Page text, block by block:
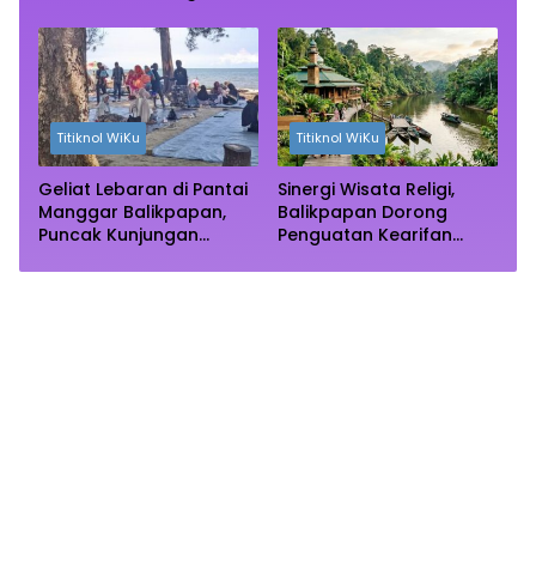
Titiknol WiKu
Geliat Lebaran di Pantai
Manggar Balikpapan,
Puncak Kunjungan
Titiknol WiKu
Sinergi Wisata Religi,
Balikpapan Dorong
Penguatan Kearifan